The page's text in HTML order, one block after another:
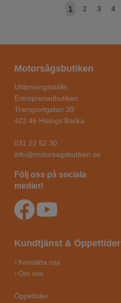
1 2 3 4
Motorsågsbutiken
Utlämningsställe:
Entreprenadbutiken
Transportgatan 39
422 46 Hisings Backa
031 22 52 30
info@motorsagsbutiken.se
Följ oss på sociala
medier!
Kundtjänst & Öppettider
Kontakta oss
Om oss
Öppettider: